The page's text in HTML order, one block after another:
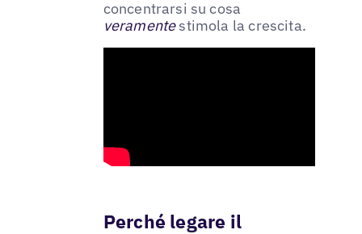
concentrarsi su cosa
veramentestimola la crescita.
Perché legare il